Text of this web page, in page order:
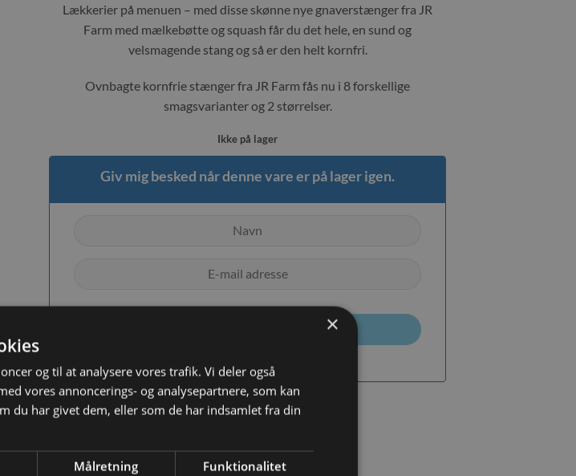
Lækkerier på menuen – med disse skønne nye gnaverstænger fra JR
Farm med mælkebøtte og squash får du det hele, en sund og
velsmagende stang og så er den helt kornfri.
Ovnbagte kornfrie stænger fra JR Farm fås nu i 8 forskellige
smagsvarianter og 2 størrelser.
Ikke på lager
Giv mig besked når denne vare er på lager igen.
×
og til at analysere vores trafik. Vi deler også
vores annoncerings- og analysepartnere, som kan
du har givet dem, eller som de har indsamlet fra din
Målretning Funktionalitet